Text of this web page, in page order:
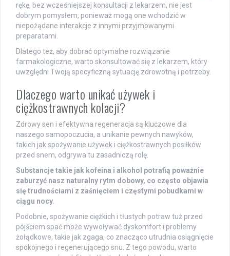
rękę, bez wcześniejszej konsultacji z lekarzem, nie jest
dobrym pomysłem, ponieważ mogą one wchodzić w
niepożądane interakcje z innymi przyjmowanymi
preparatami.
Dlatego też, aby dobrać optymalne rozwiązanie
farmakologiczne, warto skonsultować się z lekarzem, który
uwzględni Twoją specyficzną sytuację zdrowotną i potrzeby.
Dlaczego warto unikać używek i
ciężkostrawnych kolacji?
Zdrowy sen i efektywna regeneracja są kluczowe dla
naszego samopoczucia, a unikanie pewnych nawyków,
takich jak spożywanie używek i ciężkostrawnych posiłków
przed snem, odgrywa tu zasadniczą rolę.
Substancje takie jak kofeina i alkohol potrafią poważnie
zaburzyć nasz naturalny rytm dobowy, co często objawia
się trudnościami z zaśnięciem i częstymi pobudkami w
ciągu nocy.
Podobnie, spożywanie ciężkich i tłustych potraw tuż przed
pójściem spać może wywoływać dyskomfort i problemy
żołądkowe, takie jak zgaga, co znacząco utrudnia osiągnięcie
spokojnego i regenerującego snu. Z tego powodu, warto